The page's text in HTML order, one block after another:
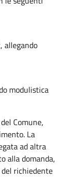
allegando
modulistica
Comune,
La
ad altra
alla domanda,
richiedente